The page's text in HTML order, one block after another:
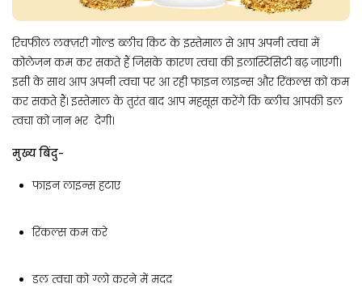
रिचफील लक्ज़री गोल्ड ब्लीच किट के इस्तेमाल से आप अपनी त्वचा में
कोलेजन कम कर सकते हैं जिसके कारण त्वचा की इलास्टिसिटी बढ़ जाएगी।
इसी के साथ आप अपनी त्वचा पर आ रही फाइन लाइन्स और रिंकल्स को कम
कर सकते हैं। इस्तेमाल के तुरंत बाद आप महसूस करेंगे कि ब्लीच आपकी डल
त्वचा को जान भर देगी।
मुख्य बिंदु-
फाइन लाइन्स हटाए
रिंकल्स कम करे
डल त्वचा को ग्लो करने में मदद